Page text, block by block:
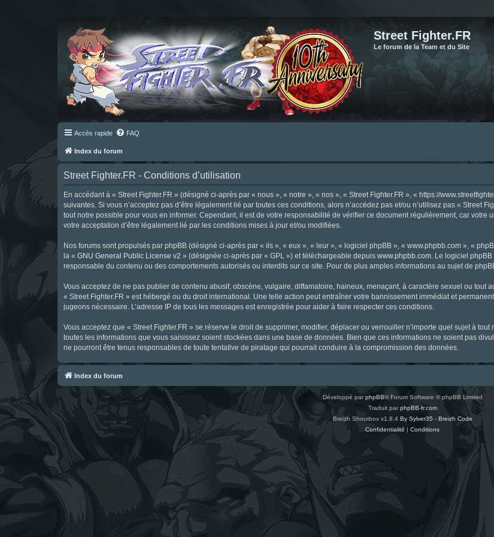
Street Fighter.FR
Le forum de la Team et du Site
Accès rapide FAQ
Index du forum
Street Fighter.FR - Conditions d’utilisation
En accédant à « Street Fighter.FR » (désigné ci-après par « nous », « notre », « nos », « Street Fighter.FR », « https://
suivantes. Si vous n’acceptez pas d’être légalement lié par toutes ces conditions, alors n’accédez pas et/ou n’utilisez pas « Street
tout notre possible pour vous en informer. Cependant, il est de votre responsabilité de vérifier ce document régulièrement, car votre
votre acceptation d’être légalement lié par les conditions mises à jour et/ou modifiées.
Nos forums sont propulsés par phpBB (désigné ci-après par « ils », « eux », « leur », « logiciel phpBB », « www.phpbb.com », «
la « GNU General Public License v2 » (désignée ci-après par « GPL ») et téléchargeable depuis www.phpbb.com. Le logiciel
responsable du contenu ou des comportements autorisés ou interdits sur ce site. Pour de plus amples informations au sujet de
Vous acceptez de ne pas publier de contenu abusif, obscène, vulgaire, diffamatoire, haineux, menaçant, à caractère sexuel ou tout
« Street Fighter.FR » est hébergé ou du droit international. Une telle action peut entraîner votre bannissement immédiat et
jugeons nécessaire. L’adresse IP de tous les messages est enregistrée pour aider à faire respecter ces conditions.
Vous acceptez que « Street Fighter.FR » se réserve le droit de supprimer, modifier, déplacer ou verrouiller n’importe quel sujet à
toutes les informations que vous saisissez soient stockées dans une base de données. Bien que ces informations ne soient pas
ne pourront être tenus responsables de toute tentative de piratage qui pourrait conduire à la compromission des données.
Index du forum
Développé parphpBB® Forum Software © phpBB Limited
Traduit par phpBB-fr.com
Breizh Shoutbox v1.8.4 By Sylver35 - Breizh Code
Confidentialité | Conditions